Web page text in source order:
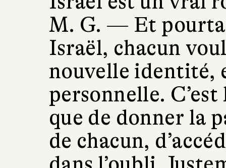
M. G. — Et
Israël, chacun
nouvelle identité,
personnelle.
que de donner la
de chacun,